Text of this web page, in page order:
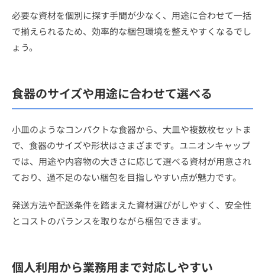
必要な資材を個別に探す手間が少なく、用途に合わせて一括
で揃えられるため、効率的な梱包環境を整えやすくなるでし
ょう。
食器のサイズや用途に合わせて選べる
小皿のようなコンパクトな食器から、大皿や複数枚セットま
で、食器のサイズや形状はさまざまです。ユニオンキャップ
では、用途や内容物の大きさに応じて選べる資材が用意され
ており、過不足のない梱包を目指しやすい点が魅力です。
発送方法や配送条件を踏まえた資材選びがしやすく、安全性
とコストのバランスを取りながら梱包できます。
個人利用から業務用まで対応しやすい